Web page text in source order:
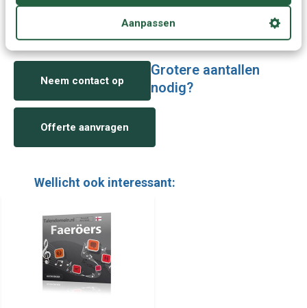
Aanpassen
Vragen of advies nodig?
Vraag het onze experts.
Neem contact op
Grotere aantallen
nodig?
Offerte aanvragen
Wellicht ook interessant: